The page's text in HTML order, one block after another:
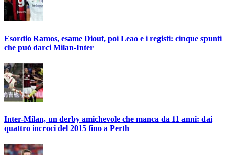
Esordio Ramos, esame Diouf, poi Leao e i registi: cinque spunti
che può darci Milan-Inter
Inter-Milan, un derby amichevole che manca da 11 anni: dai
quattro incroci del 2015 fino a Perth